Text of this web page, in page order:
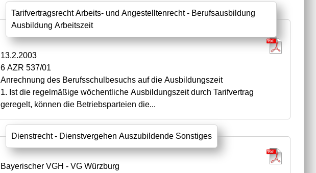
Tarifvertragsrecht Arbeits- und Angestelltenrecht - Berufsausbildung
Ausbildung Arbeitszeit
13.2.2003
6 AZR 537/01
Anrechnung des Berufsschulbesuchs auf die Ausbildungszeit
1. Ist die regelmäßige wöchentliche Ausbildungszeit durch Tarifvertrag
geregelt, können die Betriebsparteien die...
Dienstrecht - Dienstvergehen Auszubildende Sonstiges
Bayerischer VGH - VG Würzburg